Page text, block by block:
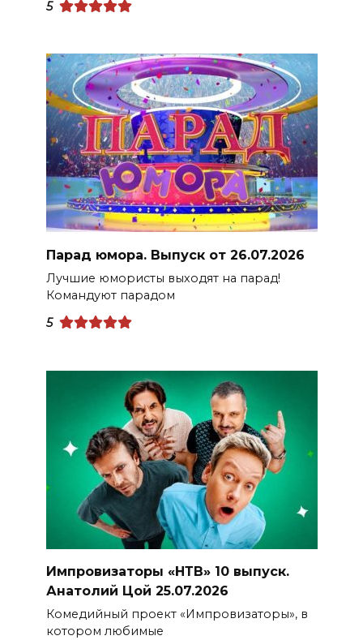
5
Парад юмора. Выпуск от 26.07.2026
Лучшие юмористы выходят на парад!
Командуют парадом
5
Импровизаторы «НТВ» 10 выпуск.
Анатолий Цой 25.07.2026
Комедийный проект «Импровизаторы», в
котором любимые